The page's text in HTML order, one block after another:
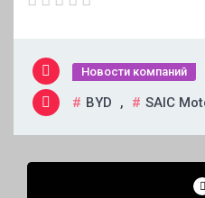
Новости компаний
BYD , SAIC
Навигация